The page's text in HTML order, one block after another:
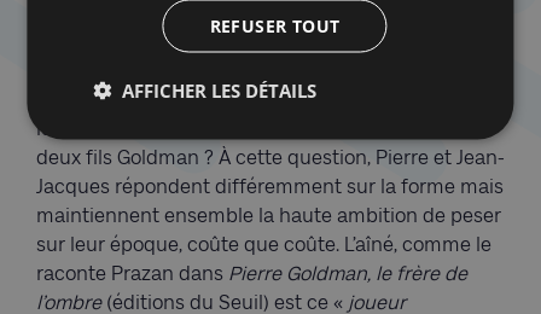
dans ces engagements deux trajectoires juives
emblématiques, deux quêtes d’absolu ?
Que faire d’un pareil héritage et du trouble
identitaire qui parcourt, chacun à leur manière, les
deux fils Goldman ? À cette question, Pierre et Jean-
Jacques répondent différemment sur la forme mais
maintiennent ensemble la haute ambition de peser
sur leur époque, coûte que coûte. L’aîné, comme le
raconte Prazan dans Pierre Goldman, le frère de
l’ombre(éditions du Seuil) est ce « joueur
REFUSER TOUT
AFFICHER LES DÉTAILS